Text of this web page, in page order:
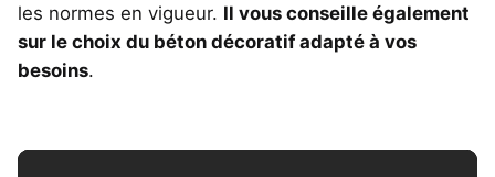
les normes en vigueur. Il vous conseille également
sur le choix du béton décoratif adapté à vos
besoins.